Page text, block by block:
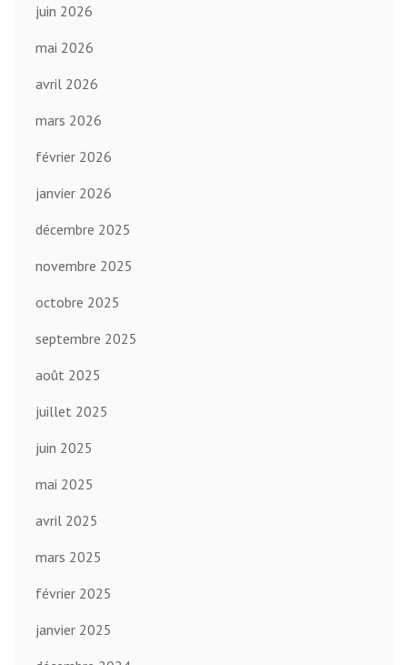
juin 2026
mai 2026
avril 2026
mars 2026
février 2026
janvier 2026
décembre 2025
novembre 2025
octobre 2025
septembre 2025
août 2025
juillet 2025
juin 2025
mai 2025
avril 2025
mars 2025
février 2025
janvier 2025